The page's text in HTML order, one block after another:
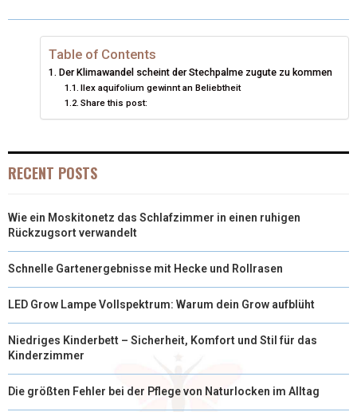
T
T
E
O
O
K
R
S
D
N
Table of Contents
Der Klimawandel scheint der Stechpalme zugute zu kommen
Ilex aquifolium gewinnt an Beliebtheit
Share this post:
RECENT POSTS
Wie ein Moskitonetz das Schlafzimmer in einen ruhigen
Rückzugsort verwandelt
Schnelle Gartenergebnisse mit Hecke und Rollrasen
LED Grow Lampe Vollspektrum: Warum dein Grow aufblüht
Niedriges Kinderbett – Sicherheit, Komfort und Stil für das
Kinderzimmer
Die größten Fehler bei der Pflege von Naturlocken im Alltag